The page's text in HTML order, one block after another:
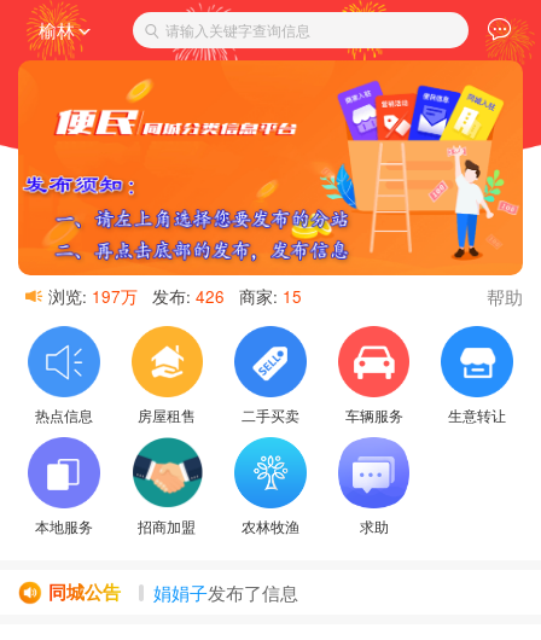
榆林 请输入关键字查询信息
浏览: 197万 发布: 426 商家: 15 帮助
热点信息 房屋租售 二手买卖 车辆服务 生意转让
本地服务 招商加盟 农林牧渔 求助
同城公告 娟娟子发布了信息